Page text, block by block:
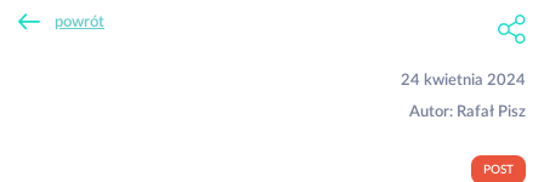
powrót
24 kwietnia 2024
Autor: Rafał Pisz
POST